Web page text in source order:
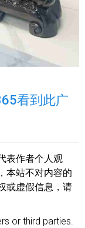
看到此广
表作者个人观
本站不对内容的
或虚假信息，请
or third parties.